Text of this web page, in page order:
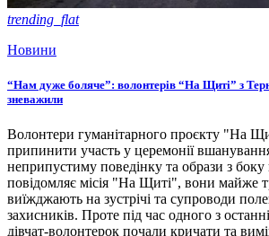
trending_flat
Новини
“Нам дуже боляче”: волонтерів “На Щиті” з
зневажили
Волонтери гуманітарного проєкту "На
припинити участь у церемонії
неприпустиму поведінку та образи з
повідомляє місія "На Щиті", вони майже
виїжджають на зустрічі та супроводи
захисників. Проте під час одного з
дівчат-волонтерок почали кричати та